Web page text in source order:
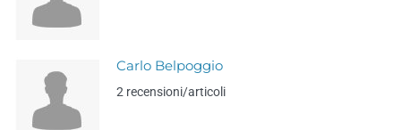
Carlo Belpoggio
2 recensioni/articoli